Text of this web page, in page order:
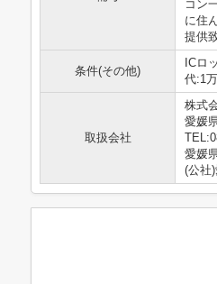
コン
に住
提供
条件(その他)
ICロ
代:1
取扱会社
株式
愛媛
愛媛
(公社